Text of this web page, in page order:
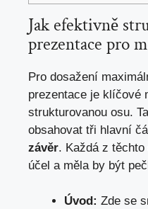
Jak efektivně
prezentace pro
Pro dosažení
prezentace je klíčové
strukturovanou osu.
obsahovat tři hlavní
závěr. Každá z
účel a měla by být
Úvod: Zde se